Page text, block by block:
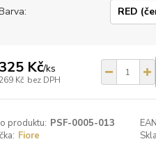
325 Kč/ks
269 Kč bez DPH
produktu: PSF-0005-013
Fiore